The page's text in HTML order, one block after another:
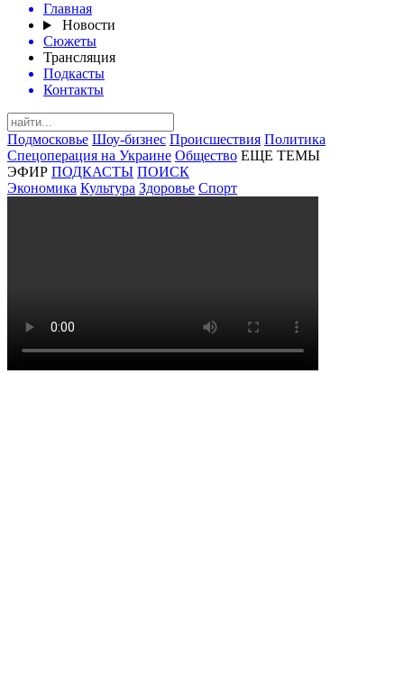
Главная
Новости
Сюжеты
Трансляция
Подкасты
Контакты
Подмосковье Шоу-бизнес Происшествия Политика
Спецоперация на Украине Общество ЕЩЕ ТЕМЫ
ЭФИР ПОДКАСТЫ ПОИСК
Экономика Культура Здоровье Спорт